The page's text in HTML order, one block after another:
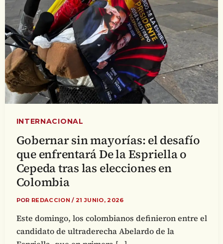
INTERNACIONAL
Gobernar sin mayorías: el desafío
que enfrentará De la Espriella o
Cepeda tras las elecciones en
Colombia
POR REDACCION/ 21 JUNIO, 2026
Este domingo, los colombianos definieron entre el
candidato de ultraderecha Abelardo de la